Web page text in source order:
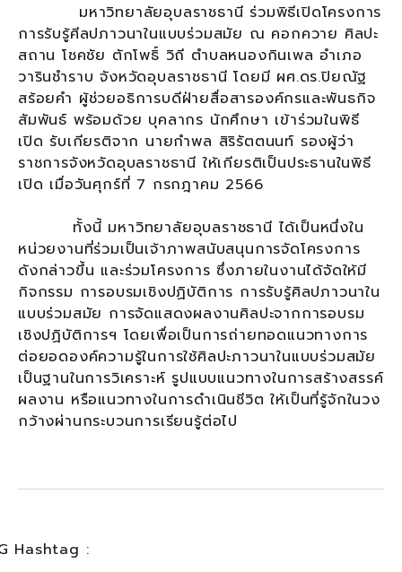
มหาวิทยาลัยอุบลราชธานี ร่วมพิธีเปิดโครงการ
การรับรู้ศีลปภาวนาในแบบร่วมสมัย ณ คอกควาย ศิลปะ
สถาน โชคชัย ตักโพธิ์ วิถี ตำบลหนองกินเพล อำเภอ
วารินชำราบ จังหวัดอุบลราชธานี โดยมี ผศ.ดร.ปิยณัฐ
สร้อยคำ ผู้ช่วยอธิการบดีฝ่ายสื่อสารองค์กรและพันธกิจ
สัมพันธ์ พร้อมด้วย บุคลากร นักศึกษา เข้าร่วมในพิธี
เปิด รับเกียรติจาก นายกำพล สิริรัตตนนท์ รองผู้ว่า
ราชการจังหวัดอุบลราชธานี ให้เกียรติเป็นประธานในพิธี
เปิด เมื่อวันศุกร์ที่ 7 กรกฎาคม 2566
ทั้งนี้ มหาวิทยาลัยอุบลราชธานี ได้เป็นหนึ่งใน
หน่วยงานที่ร่วมเป็นเจ้าภาพสนับสนุนการจัดโครงการ
ดังกล่าวขึ้น และร่วมโครงการ ซึ่งภายในงานได้จัดให้มี
กิจกรรม การอบรมเชิงปฏิบัติการ การรับรู้ศิลปภาวนาใน
แบบร่วมสมัย การจัดแสดงผลงานศิลปะจากการอบรม
เชิงปฏิบัติการฯ โดยเพื่อเป็นการถ่ายทอดแนวทางการ
ต่อยอดองค์ความรู้ในการใช้ศิลปะภาวนาในแบบร่วมสมัย
เป็นฐานในการวิเคราะห์ รูปแบบแนวทางในการสร้างสรรค์
ผลงาน หรือแนวทางในการดำเนินชีวิต ให้เป็นที่รู้จักในวง
กว้างผ่านกระบวนการเรียนรู้ต่อไป
Hashtag :